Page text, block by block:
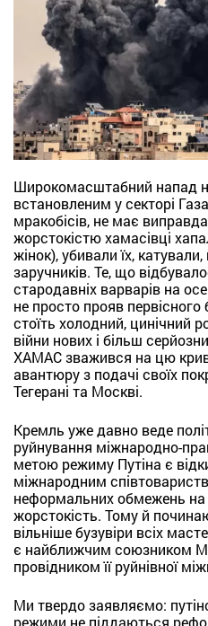
Широкомасштабний напад
встановленим у секторі
мракобісів, не має
жорстокістю хамасівці
жінок), убивали їх,
заручників. Те, що
стародавніх варварів на
не просто прояв
стоїть холодний, цинічний
війни нових і більш
ХАМАС зважився на цю
авантюру з подачі своїх
Тегерані та Москві.
Кремль уже давно веде
руйнування міжнародно-
метою режиму Путіна є
міжнародним
неформальних обмежень на
жорстокість. Тому й
вільніше бузувіри всіх
є найближчим союзником
провідником її руйнівної
Ми твердо заявляємо: